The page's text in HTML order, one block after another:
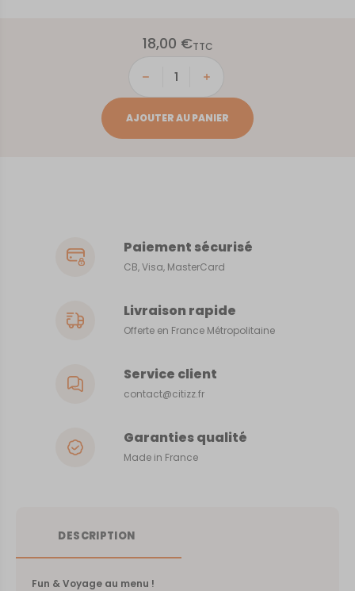
18,00 €TTC
quantité
Calais
AJOUTER AU PANIER
Paiement sécurisé
CB, Visa, MasterCard
Livraison rapide
Offerte en France Métropolitaine
Service client
contact@citizz.fr
Garanties qualité
Made in France
DESCRIPTION
Fun & Voyage au menu !